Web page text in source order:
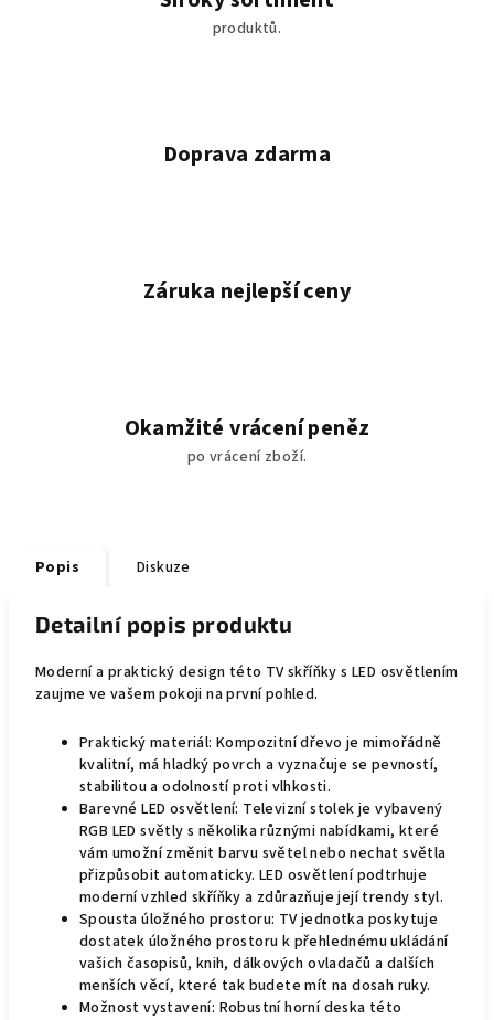
produktů.
Doprava zdarma
Záruka nejlepší ceny
Okamžité vrácení peněz
po vrácení zboží.
Popis Diskuze
Detailní popis produktu
Moderní a praktický design této TV skříňky s LED osvětlením
zaujme ve vašem pokoji na první pohled.
Praktický materiál: Kompozitní dřevo je mimořádně
kvalitní, má hladký povrch a vyznačuje se pevností,
stabilitou a odolností proti vlhkosti.
Barevné LED osvětlení: Televizní stolek je vybavený
RGB LED světly s několika různými nabídkami, které
vám umožní změnit barvu světel nebo nechat světla
přizpůsobit automaticky. LED osvětlení podtrhuje
moderní vzhled skříňky a zdůrazňuje její trendy styl.
Spousta úložného prostoru: TV jednotka poskytuje
dostatek úložného prostoru k přehlednému ukládání
vašich časopisů, knih, dálkových ovladačů a dalších
menších věcí, které tak budete mít na dosah ruky.
Možnost vystavení: Robustní horní deska této